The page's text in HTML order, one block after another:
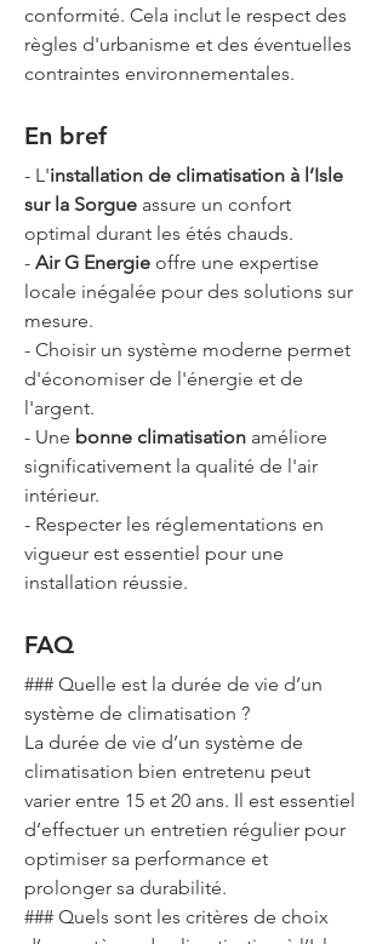
conformité. Cela inclut le respect des
règles d'urbanisme et des éventuelles
contraintes environnementales.
En bref
- L'installation de climatisation à l’Isle
sur la Sorgue assure un confort
optimal durant les étés chauds.
- Air G Energie offre une expertise
locale inégalée pour des solutions sur
mesure.
- Choisir un système moderne permet
d'économiser de l'énergie et de
l'argent.
- Une bonne climatisation améliore
significativement la qualité de l'air
intérieur.
- Respecter les réglementations en
vigueur est essentiel pour une
installation réussie.
FAQ
### Quelle est la durée de vie d’un
système de climatisation ?
La durée de vie d’un système de
climatisation bien entretenu peut
varier entre 15 et 20 ans. Il est essentiel
d’effectuer un entretien régulier pour
optimiser sa performance et
prolonger sa durabilité.
### Quels sont les critères de choix